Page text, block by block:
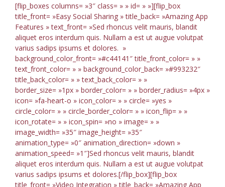
[flip_boxes columns= »3″ class= » » id= » »][flip_box
title_front= »Easy Social Sharing » title_back= »Amazing App
Features » text_front= »Sed rhoncus velit mauris, blandit
aliquet eros interdum quis. Nullam a est ut augue volutpat
varius sadips ipsums et dolores. »
background_color_front= »#c44141″ title_front_color= » »
text_front_color= » » background_color_back= »#993232″
title_back_color= » » text_back_color= » »
border_size= »1px » border_color= » » border_radius= »4px »
icon= »fa-heart-o » icon_color= » » circle= »yes »
circle_color= » » circle_border_color= » » icon_flip= » »
icon_rotate= » » icon_spin= »no » image= » »
image_width= »35″ image_height= »35″
animation_type= »0″ animation_direction= »down »
animation_speed= »1″]Sed rhoncus velit mauris, blandit
aliquet eros interdum quis. Nullam a est ut augue volutpat
varius sadips ipsums et dolores.[/flip_box][flip_box
title_front= »Video Integration » title_back= »Amazing App